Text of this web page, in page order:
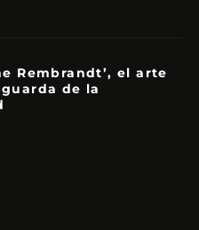
Rembrandt’, el arte
de la